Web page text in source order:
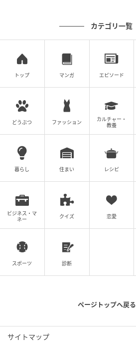
ベビーカレンダー
カテゴリ一覧
トップ マンガ エピソード
どうぶつ ファッション
カルチャー・
教養
暮らし 住まい レシピ
ビジネス・マ
ネー
クイズ 恋愛
スポーツ 診断
ページトップへ戻る
サイトマップ